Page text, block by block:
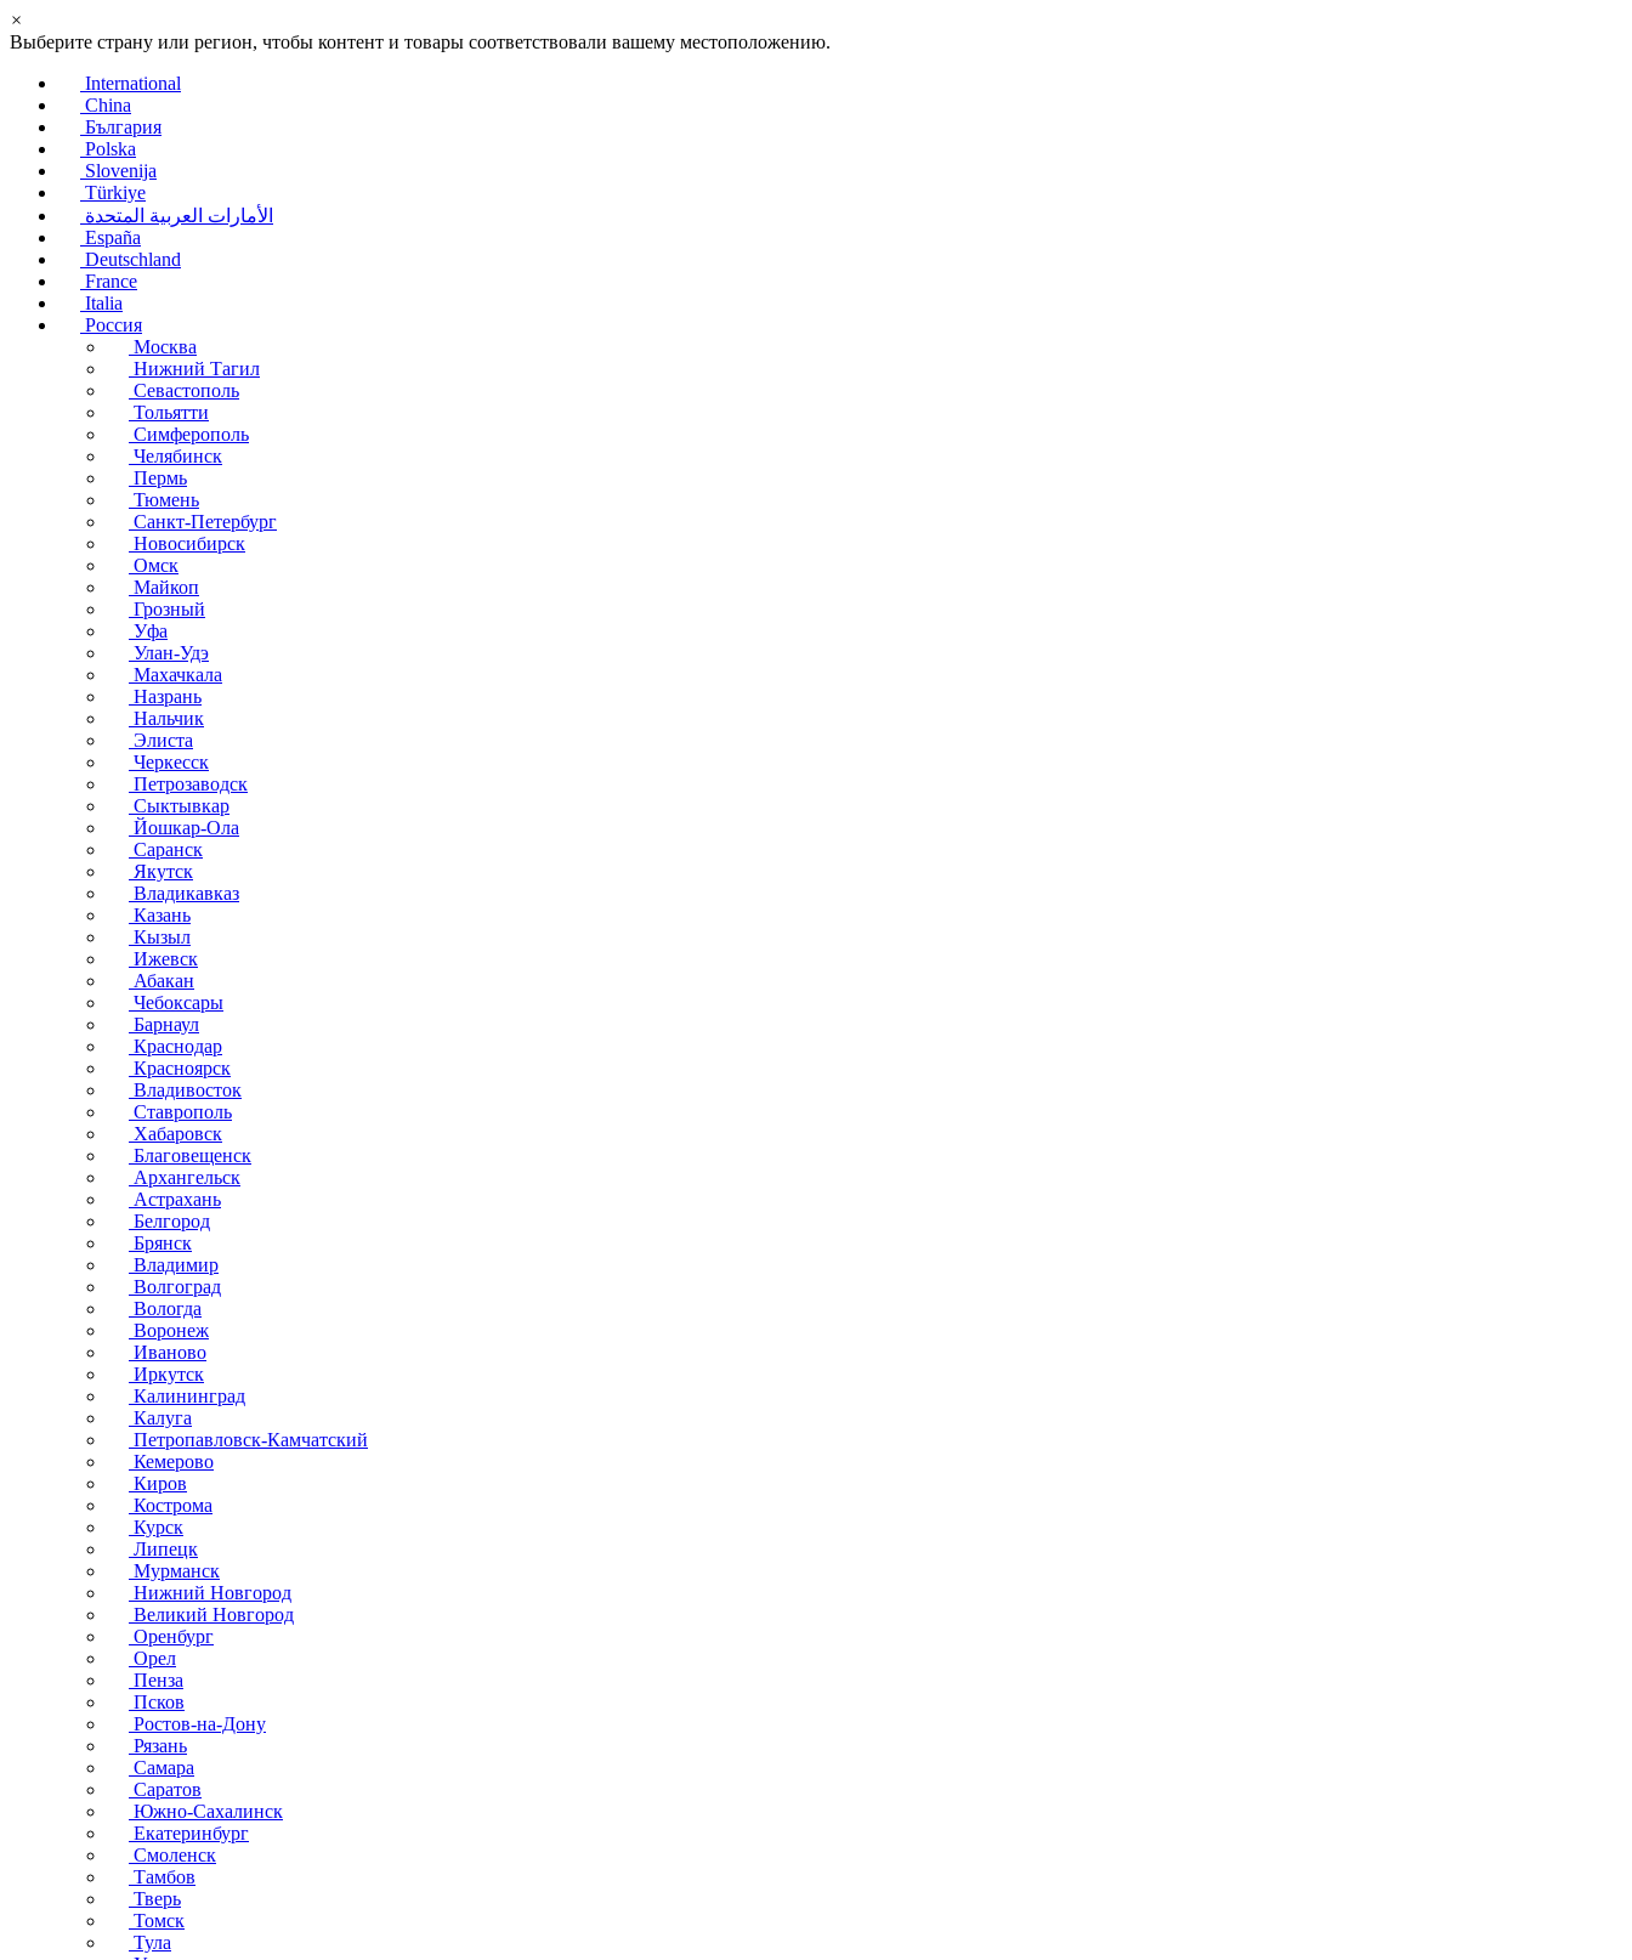
×
Выберите страну или регион, чтобы контент и товары соответствовали вашему местоположению.
International
China
България
Polska
Slovenija
Türkiye
الأمارات العربية المتحدة
España
Deutschland
France
Italia
Россия
Москва
Нижний Тагил
Севастополь
Тольятти
Симферополь
Челябинск
Пермь
Тюмень
Санкт-Петербург
Новосибирск
Омск
Майкоп
Грозный
Уфа
Улан-Удэ
Махачкала
Назрань
Нальчик
Элиста
Черкесск
Петрозаводск
Сыктывкар
Йошкар-Ола
Саранск
Якутск
Владикавказ
Казань
Кызыл
Ижевск
Абакан
Чебоксары
Барнаул
Краснодар
Красноярск
Владивосток
Ставрополь
Хабаровск
Благовещенск
Архангельск
Астрахань
Белгород
Брянск
Владимир
Волгоград
Вологда
Воронеж
Иваново
Иркутск
Калининград
Калуга
Петропавловск-Камчатский
Кемерово
Киров
Кострома
Курск
Липецк
Мурманск
Нижний Новгород
Великий Новгород
Оренбург
Орел
Пенза
Псков
Ростов-на-Дону
Рязань
Самара
Саратов
Южно-Сахалинск
Екатеринбург
Смоленск
Тамбов
Тверь
Томск
Тула